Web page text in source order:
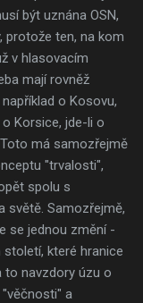
být uznána OSN,
protože ten, na kom
v hlasovacím
mají rovněž
o Kosovu,
Korsice, jde-li o
má samozřejmě
"trvalosti",
spolu s
světě. Samozřejmě,
se jednou změní -
které hranice
to navzdory úzu o
a